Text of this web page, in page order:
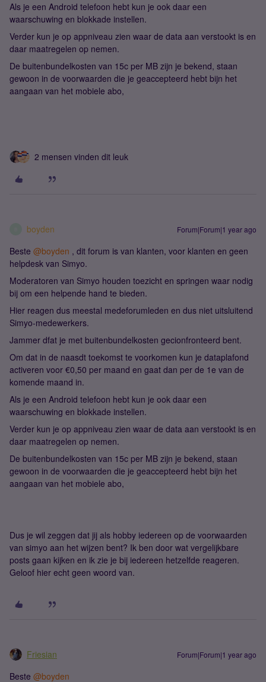
Als je een Android telefoon hebt kun je ook daar een
waarschuwing en blokkade instellen.
Verder kun je op appniveau zien waar de data aan verstookt is en
daar maatregelen op nemen.
De buitenbundelkosten van 15c per MB zijn je bekend, staan
gewoon in de voorwaarden die je geaccepteerd hebt bijn het
aangaan van het mobiele abo,
2 mensen vinden dit leuk
boyden Forum|Forum|1 year ago
Beste ​ @boyden , dit forum is van klanten, voor klanten en geen
helpdesk van Simyo.
Moderatoren van Simyo houden toezicht en springen waar nodig
bij om een helpende hand te bieden.
Hier reagen dus meestal medeforumleden en dus niet uitsluitend
Simyo-medewerkers.
Jammer dfat je met buitenbundelkosten gecionfronteerd bent.
Om dat in de naasdt toekomst te voorkomen kun je dataplafond
activeren voor €0,50 per maand en gaat dan per de 1e van de
komende maand in.
Als je een Android telefoon hebt kun je ook daar een
waarschuwing en blokkade instellen.
Verder kun je op appniveau zien waar de data aan verstookt is en
daar maatregelen op nemen.
De buitenbundelkosten van 15c per MB zijn je bekend, staan
gewoon in de voorwaarden die je geaccepteerd hebt bijn het
aangaan van het mobiele abo,
Dus je wil zeggen dat jij als hobby iedereen op de voorwaarden
van simyo aan het wijzen bent? Ik ben door wat vergelijkbare
posts gaan kijken en ik zie je bij iedereen hetzelfde reageren.
Geloof hier echt geen woord van.
Friesian Forum|Forum|1 year ago
Beste ​ @boyden